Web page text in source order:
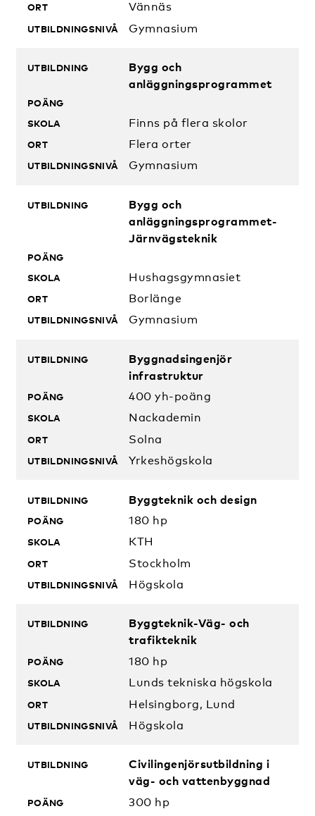
Vännäs
Gymnasium
Bygg och
anläggningsprogrammet
Finns på flera skolor
Flera orter
Gymnasium
Bygg och
anläggningsprogrammet-
Järnvägsteknik
Hushagsgymnasiet
Borlänge
Gymnasium
Byggnadsingenjör
infrastruktur
400 yh-poäng
Nackademin
Solna
Yrkeshögskola
Byggteknik och design
180 hp
KTH
Stockholm
Högskola
Byggteknik-Väg- och
trafikteknik
180 hp
Lunds tekniska högskola
Helsingborg, Lund
Högskola
Civilingenjörsutbildning i
väg- och vattenbyggnad
300 hp